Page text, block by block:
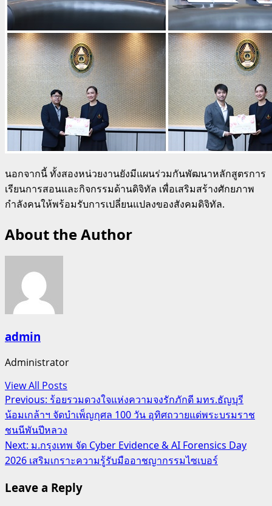
นอกจากนี้ ทั้งสองหน่วยงานยังมีแผนร่วมกันพัฒนาหลักสูตรการ
เรียนการสอนและกิจกรรมด้านดิจิทัล เพื่อเสริมสร้างศักยภาพ
กำลังคนให้พร้อมรับการเปลี่ยนแปลงของสังคมดิจิทัล.
About the Author
admin
Administrator
View All Posts
Post
navigation
Previous: ร้อยรวมดวงใจแห่งความจงรักภักดี มทร.ธัญบุรี
น้อมเกล้าฯ จัดบำเพ็ญกุศล 100 วัน อุทิศถวายแด่พระบรมราช
ชนนีพันปีหลวง
Next: ม.กรุงเทพ จัด Cyber Evidence & AI Forensics Day
2026 เสริมเกราะความรู้รับมืออาชญากรรมไซเบอร์
Leave a Reply